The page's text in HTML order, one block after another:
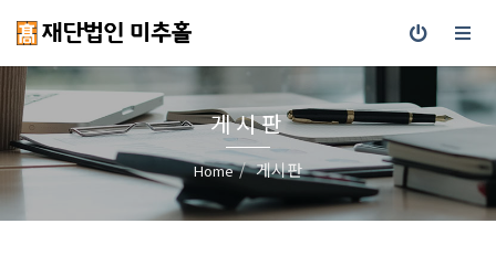
게시판
Home 게시판